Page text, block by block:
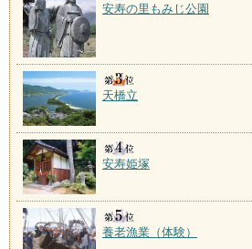
安寿の里もみじ公園
天橋立
安寿姫塚
養老漁業（体験）